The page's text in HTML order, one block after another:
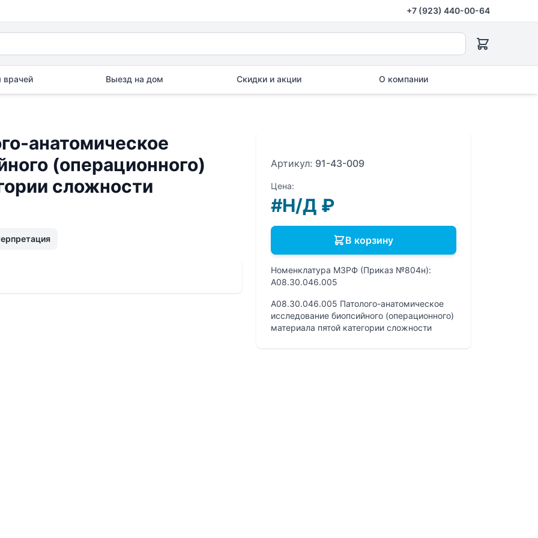
+7 (923) 440-00-64
Выезд на дом Скидки и акции О компании
анатомическое
(операционного)
сложности
Артикул: 91-43-009
Цена:
#Н/Д ₽
В корзину
Номенклатура МЗРФ (Приказ №804н):
A08.30.046.005
A08.30.046.005 Патолого-анатомическое
исследование биопсийного (операционного)
материала пятой категории сложности